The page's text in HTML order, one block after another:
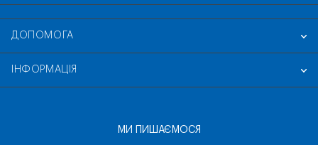
ДОПОМОГА
ІНФОРМАЦІЯ
МИ ПИШАЄМОСЯ